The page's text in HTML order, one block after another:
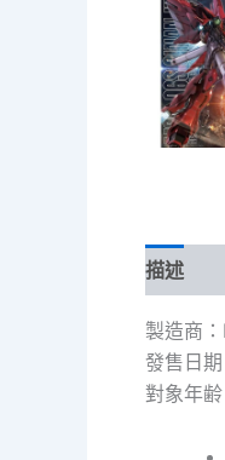
描述
製造商
發售日
對象年